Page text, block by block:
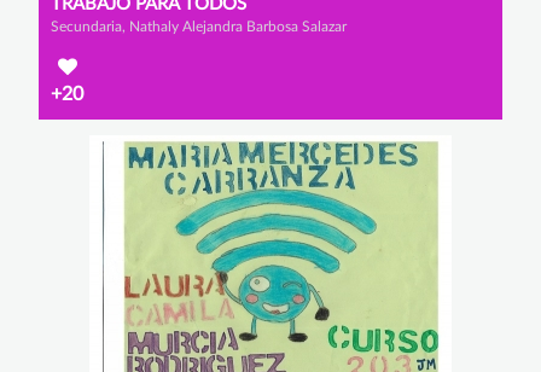
TRABAJO PARA TODOS
Secundaria, Nathaly Alejandra Barbosa Salazar
+20